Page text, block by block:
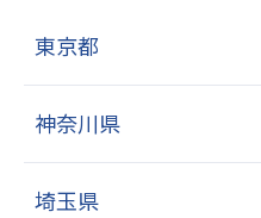
東京都
神奈川県
埼玉県